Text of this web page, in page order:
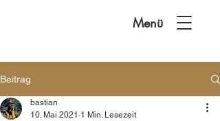
Menü
Beitrag
bastian
10. Mai 2021 1 Min. Lesezeit